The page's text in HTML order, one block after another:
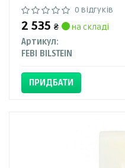
0 відгуків
2 535 ₴
на складі
Артикул:
FEBI BILSTEIN
ПРИДБАТИ